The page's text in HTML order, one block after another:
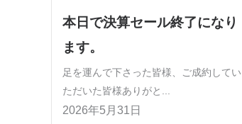
本日で決算セール終了になり
ます。
足を運んで下さった皆様、ご成約してい
ただいた皆様ありがと...
2026年5月31日